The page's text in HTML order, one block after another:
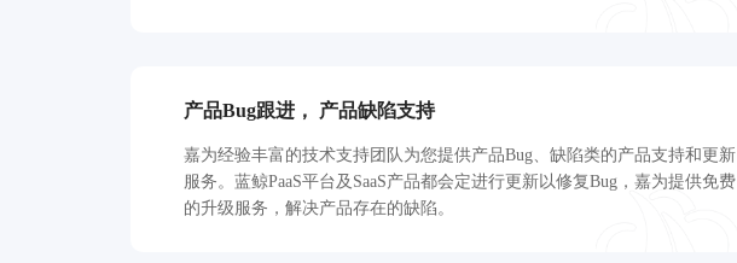
产品Bug跟进， 产品缺陷支持
嘉为经验丰富的技术支持团队为您提供产品Bug、缺陷类的产品支持和更新
服务。蓝鲸PaaS平台及SaaS产品都会定进行更新以修复Bug，嘉为提供免费
的升级服务，解决产品存在的缺陷。